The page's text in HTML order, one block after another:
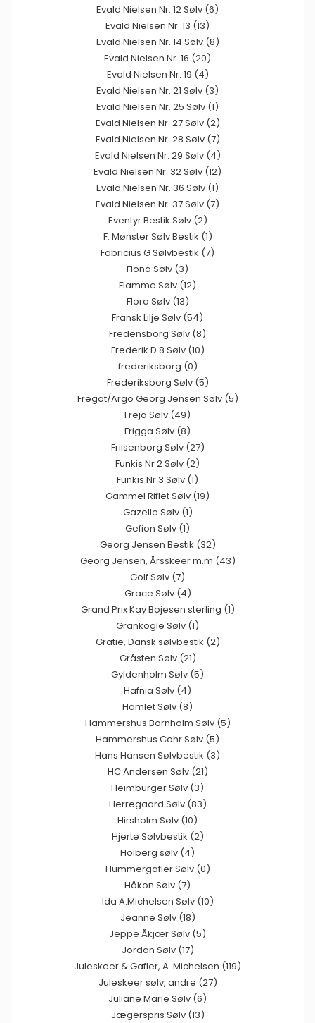
Evald Nielsen Nr. 12 Sølv (6)
Evald Nielsen Nr. 13 (13)
Evald Nielsen Nr. 14 Sølv (8)
Evald Nielsen Nr. 16 (20)
Evald Nielsen Nr. 19 (4)
Evald Nielsen Nr. 21 Sølv (3)
Evald Nielsen Nr. 25 Sølv (1)
Evald Nielsen Nr. 27 Sølv (2)
Evald Nielsen Nr. 28 Sølv (7)
Evald Nielsen Nr. 29 Sølv (4)
Evald Nielsen Nr. 32 Sølv (12)
Evald Nielsen Nr. 36 Sølv (1)
Evald Nielsen Nr. 37 Sølv (7)
Eventyr Bestik Sølv (2)
F. Mønster Sølv Bestik (1)
Fabricius G Sølvbestik (7)
Fiona Sølv (3)
Flamme Sølv (12)
Flora Sølv (13)
Fransk Lilje Sølv (54)
Fredensborg Sølv (8)
Frederik D.8 Sølv (10)
frederiksborg (0)
Frederiksborg Sølv (5)
Fregat/Argo Georg Jensen Sølv (5)
Freja Sølv (49)
Frigga Sølv (8)
Friisenborg Sølv (27)
Funkis Nr 2 Sølv (2)
Funkis Nr 3 Sølv (1)
Gammel Riflet Sølv (19)
Gazelle Sølv (1)
Gefion Sølv (1)
Georg Jensen Bestik (32)
Georg Jensen, Årsskeer m.m (43)
Golf Sølv (7)
Grace Sølv (4)
Grand Prix Kay Bojesen sterling (1)
Grankogle Sølv (1)
Gratie, Dansk sølvbestik (2)
Gråsten Sølv (21)
Gyldenholm Sølv (5)
Hafnia Sølv (4)
Hamlet Sølv (8)
Hammershus Bornholm Sølv (5)
Hammershus Cohr Sølv (5)
Hans Hansen Sølvbestik (3)
HC Andersen Sølv (21)
Heimburger Sølv (3)
Herregaard Sølv (83)
Hirsholm Sølv (10)
Hjerte Sølvbestik (2)
Holberg sølv (4)
Hummergafler Sølv (0)
Håkon Sølv (7)
Ida A.Michelsen Sølv (10)
Jeanne Sølv (18)
Jeppe Åkjær Sølv (5)
Jordan Sølv (17)
Juleskeer & Gafler, A. Michelsen (119)
Juleskeer sølv, andre (27)
Juliane Marie Sølv (6)
Jægerspris Sølv (13)